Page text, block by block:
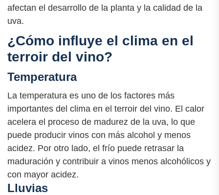
afectan el desarrollo de la planta y la calidad de la
uva.
¿Cómo influye el clima en el
terroir del vino?
Temperatura
La temperatura es uno de los factores más
importantes del clima en el terroir del vino. El calor
acelera el proceso de madurez de la uva, lo que
puede producir vinos con más alcohol y menos
acidez. Por otro lado, el frío puede retrasar la
maduración y contribuir a vinos menos alcohólicos y
con mayor acidez.
Lluvias